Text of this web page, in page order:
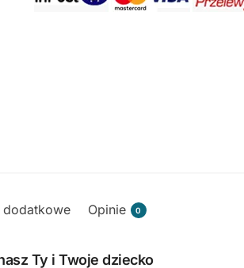
dodatkowe Opinie 0
Ty i Twoje dziecko